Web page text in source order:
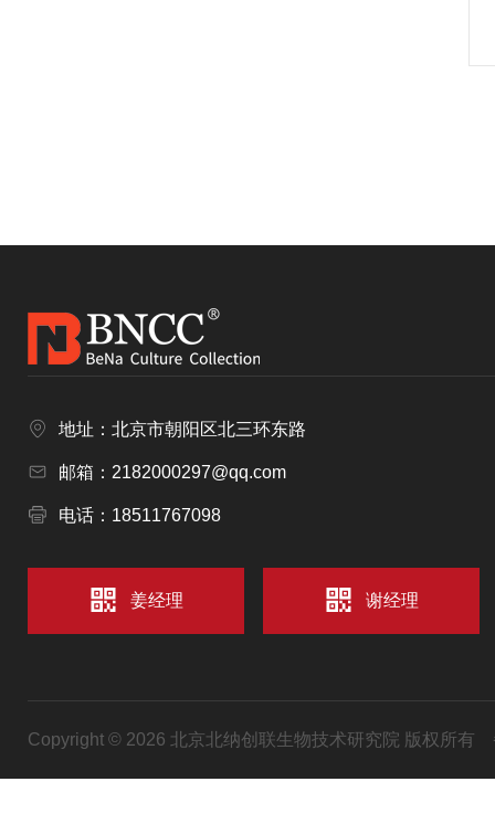
地址：北京市朝阳区北三环东路
邮箱：2182000297@qq.com
电话：18511767098
姜经理 谢经理
Copyright © 2026 北京北纳创联生物技术研究院 版权所有